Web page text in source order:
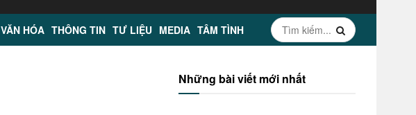
VĂN HÓA THÔNG TIN TƯ LIỆU MEDIA TÂM TÌNH
Những bài viết mới nhất